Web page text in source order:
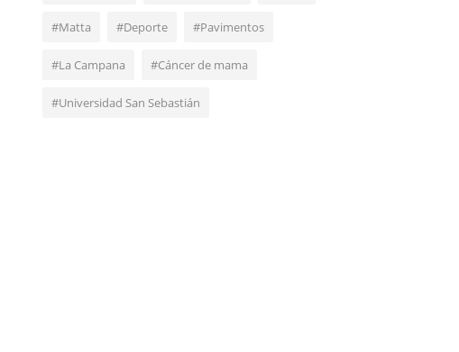
#Matta #Deporte #Pavimentos
#La Campana #Cáncer de mama
#Universidad San Sebastián